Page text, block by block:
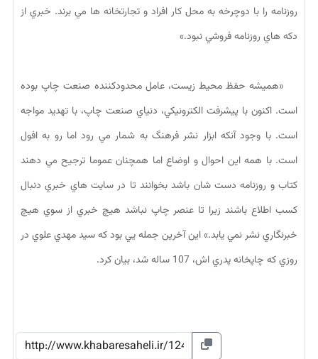
روزنامه را با دوچرخه به محل كار افراد و تجارتخانه ها مي برند. خبري از
دكه هاي روزنامه فروشي نبود.»
«هميشه حفظ محيط زيست، عامل محدودكننده صنعت چاپ بوده
است. اكنون با پيشرفت الكترونيكي، دنياي صنعت چاپ، با تهديد مواجه
است. با وجود آنكه ابزار نشر فرهنگ به شمار مي رود اما رو به افول
است. با همه اين احوال و اوضاع اما همچنان عموما ترجيح مي دهند
كتاب و روزنامه دست شان باشد بخوانند تا در سايت هاي خبري دنبال
كسب اطلاع باشند زيرا تا عنصر چاپ نباشد هيچ خبري از سوي هيچ
خبرنگاري نشر نمي يابد.» اين آخرين جمله يي بود كه سيد مهدي علوي در
روزي كه چاپخانه پدري اش، 107 ساله شد، بيان كرد.